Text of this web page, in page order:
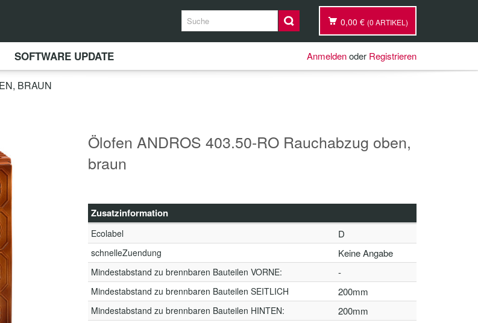
0,00 € (0 ARTIKEL)
SOFTWARE UPDATE Anmeldenoder Registrieren
BRAUN
Ölofen ANDROS 403.50-RO Rauchabzug oben,
braun
Zusatzinformation
Ecolabel D
schnelleZuendung Keine Angabe
Mindestabstand zu brennbaren Bauteilen VORNE: -
Mindestabstand zu brennbaren Bauteilen SEITLICH 200mm
Mindestabstand zu brennbaren Bauteilen HINTEN: 200mm